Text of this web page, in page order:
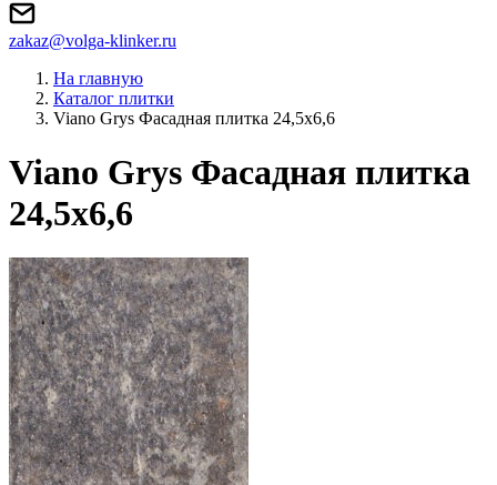
zakaz@volga-klinker.ru
На главную
Каталог плитки
Viano Grys Фасадная плитка 24,5х6,6
Viano Grys Фасадная плитка
24,5х6,6